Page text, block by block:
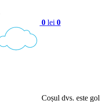
0 lei 0
Coșul dvs. este gol